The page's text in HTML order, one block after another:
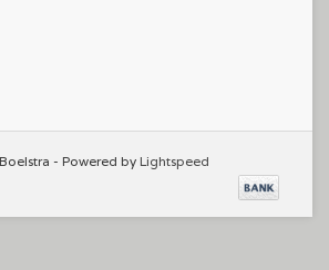
- Powered by Lightspeed